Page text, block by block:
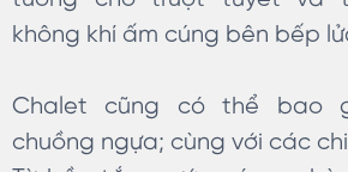
không khí ấm cúng bên bếp
Chalet cũng có thể bao
chuồng ngựa; cùng với các